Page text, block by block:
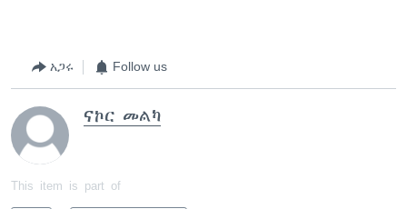
አጋሩ Follow us
ናኮር መልካ
This item is part of